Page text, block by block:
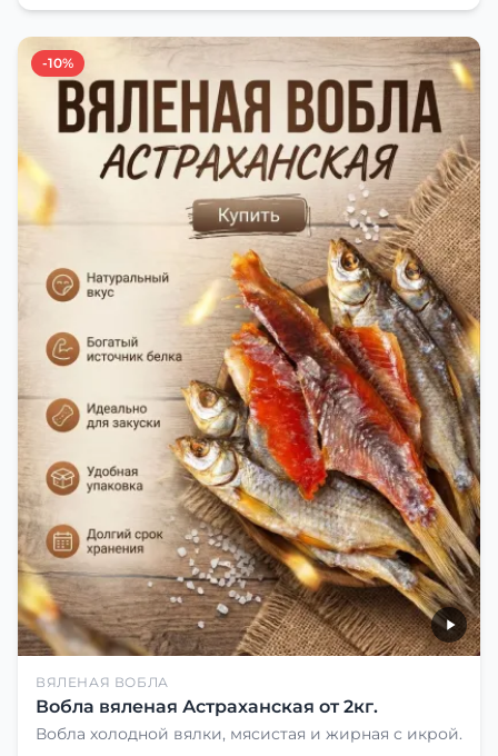
-10%
ВЯЛЕНАЯ ВОБЛА
Вобла вяленая Астраханская от 2кг.
Вобла холодной вялки, мясистая и жирная с икрой.